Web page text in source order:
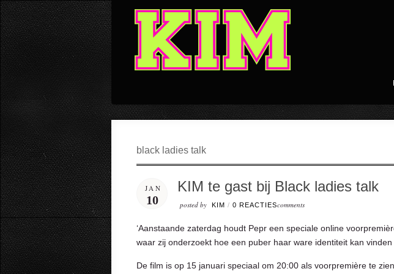
black ladies talk
JAN
10
KIM te gast bij Black ladies talk
posted by KIM / 0 REACTIEScomments
‘Aanstaande zaterdag houdt Pepr een speciale online
waar zij onderzoekt hoe een puber haar ware identiteit kan
De film is op 15 januari speciaal om 20:00 als voorpremière te